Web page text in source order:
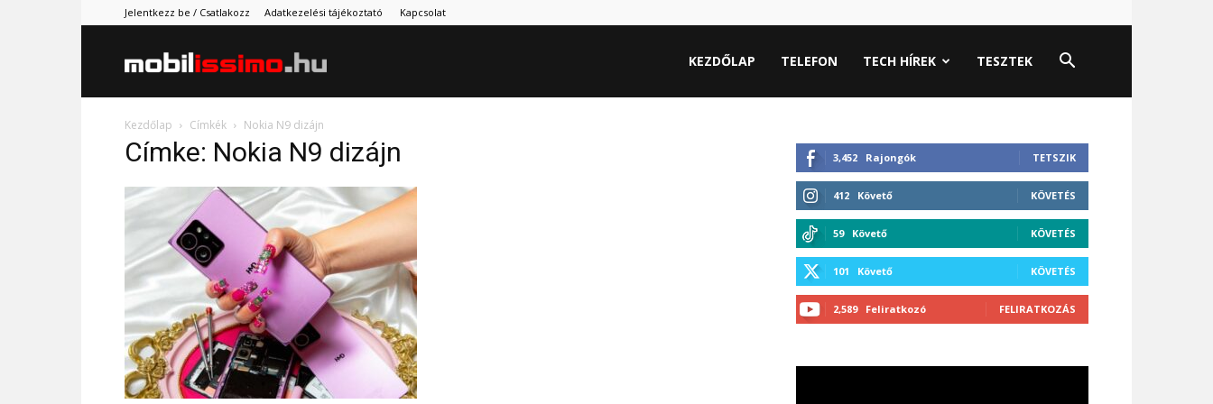
Jelentkezz be / Csatlakozz Adatkezelési tájékoztató Kapcsolat
Mobilissimo.hu KEZDŐLAP TELEFON TECH HÍREK TESZTEK
Kezdőlap Címkék Nokia N9 dizájn
Címke: Nokia N9 dizájn 3,452 Rajongók TETSZIK
412 Követő KÖVETÉS
59 Követő KÖVETÉS
101 Követő KÖVETÉS
2,589 Feliratkozó FELIRATKOZÁS